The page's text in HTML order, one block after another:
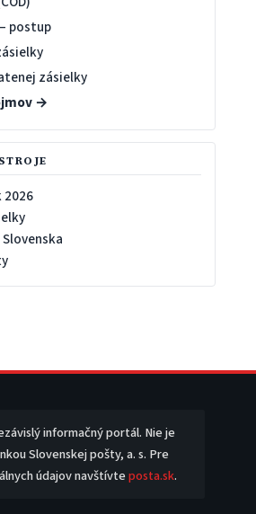
postup
zásielky
→
2026
informačný portál. Nie je
Slovenskej pošty, a. s. Pre
údajov navštívteposta.sk.